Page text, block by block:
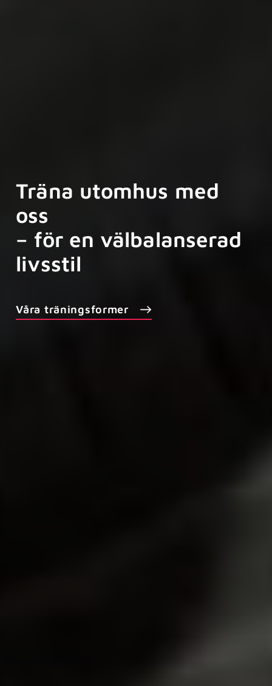
Träna utomhus med
oss
– för en välbalanserad
livsstil
Våra träningsformer